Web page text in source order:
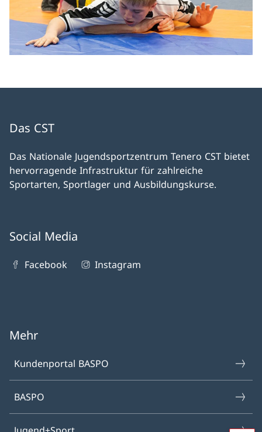
Das CST
Das Nationale Jugendsportzentrum Tenero CST bietet
hervorragende Infrastruktur für zahlreiche
Sportarten, Sportlager und Ausbildungskurse.
Social Media
Facebook Instagram
Mehr
Kundenportal BASPO
BASPO